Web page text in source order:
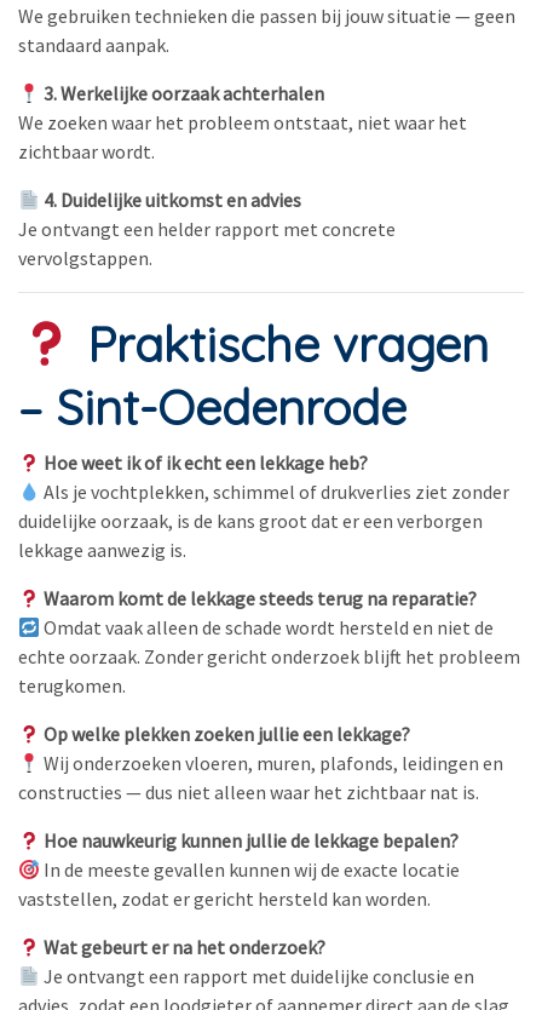
We gebruiken technieken die passen bij jouw situatie — geen
standaard aanpak.
3. Werkelijke oorzaak achterhalen
We zoeken waar het probleem ontstaat, niet waar het
zichtbaar wordt.
4. Duidelijke uitkomst en advies
Je ontvangt een helder rapport met concrete
vervolgstappen.
Praktische vragen
– Sint-Oedenrode
Hoe weet ik of ik echt een lekkage heb?
Als je vochtplekken, schimmel of drukverlies ziet zonder
duidelijke oorzaak, is de kans groot dat er een verborgen
lekkage aanwezig is.
Waarom komt de lekkage steeds terug na reparatie?
Omdat vaak alleen de schade wordt hersteld en niet de
echte oorzaak. Zonder gericht onderzoek blijft het probleem
terugkomen.
Op welke plekken zoeken jullie een lekkage?
Wij onderzoeken vloeren, muren, plafonds, leidingen en
constructies — dus niet alleen waar het zichtbaar nat is.
Hoe nauwkeurig kunnen jullie de lekkage bepalen?
In de meeste gevallen kunnen wij de exacte locatie
vaststellen, zodat er gericht hersteld kan worden.
Wat gebeurt er na het onderzoek?
Je ontvangt een rapport met duidelijke conclusie en
advies, zodat een loodgieter of aannemer direct aan de slag